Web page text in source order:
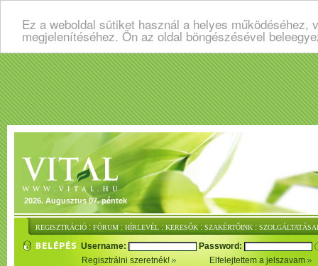
Ez a weboldal sütiket használ a helyes
megjelenítéséhez. Ön az oldal böngészésével
2026. Augusztus 07. péntek
REGISZTRÁCIÓ : FÓRUM : HÍRLEVÉL : KERESŐK : SZAKÉRTŐINK :
Username:
Password:
Regisztrálni szeretnék!
Elfelejtettem a jelszavam